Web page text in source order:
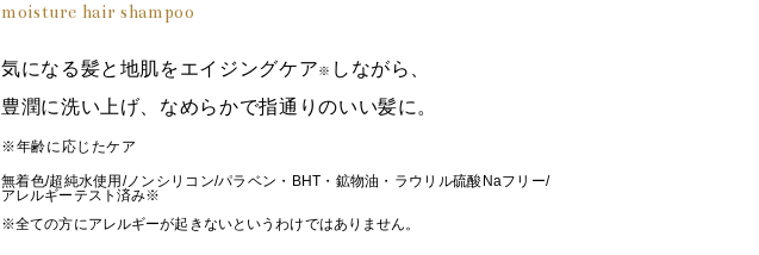
moisture hair shampoo
気になる髪と地肌をエイジングケア※ しながら、
豊潤に洗い上げ、なめらかで指通りのいい髪に。
※年齢に応じたケア
無着色/超純水使用/ノンシリコン/パラベン・BHT・鉱物油・ラウリル硫酸Naフリー/
アレルギーテスト済み※
※全ての方にアレルギーが起きないというわけではありません。